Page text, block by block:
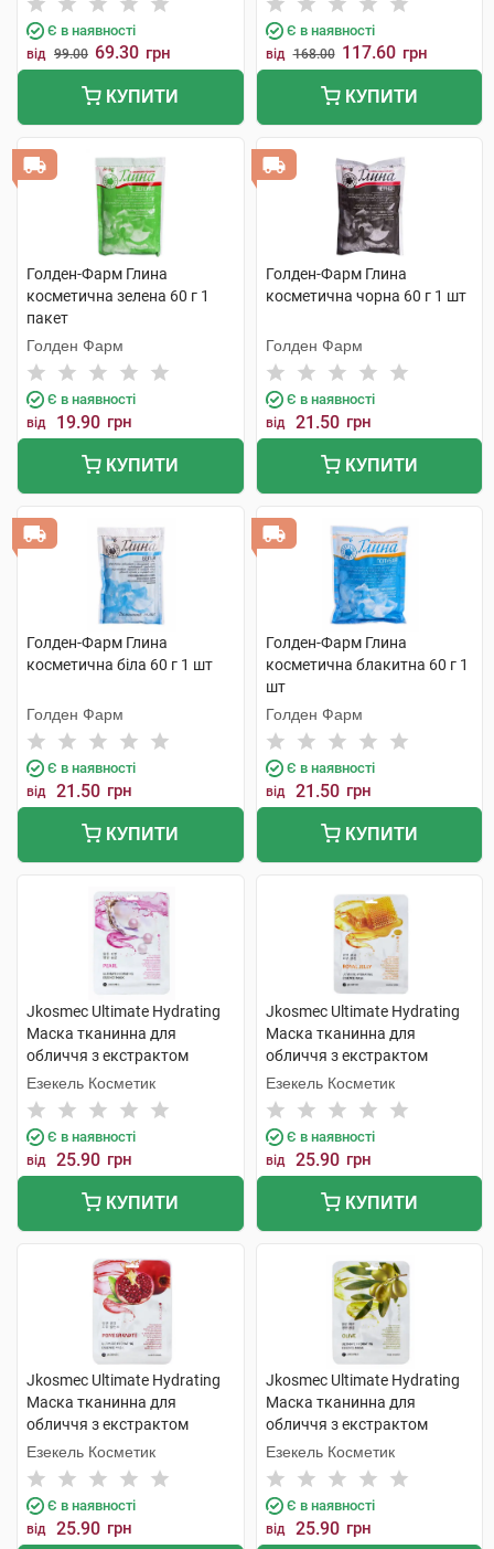
Є в наявності
від 99.00 69.30 грн
КУПИТИ
Є в наявності
від 168.00 117.60 грн
КУПИТИ
Голден-Фарм Глина
косметична зелена 60 г 1
пакет
Голден Фарм
Є в наявності
від 19.90 грн
КУПИТИ
Голден-Фарм Глина
косметична чорна 60 г 1 шт
Голден Фарм
Є в наявності
від 21.50 грн
КУПИТИ
Голден-Фарм Глина
косметична біла 60 г 1 шт
Голден Фарм
Є в наявності
від 21.50 грн
КУПИТИ
Голден-Фарм Глина
косметична блакитна 60 г 1
шт
Голден Фарм
Є в наявності
від 21.50 грн
КУПИТИ
Jkosmec Ultimate Hydrating
Маска тканинна для
обличчя з екстрактом
перлів 25 мл 1 шт
Езекель Косметик
Є в наявності
від 25.90 грн
КУПИТИ
Jkosmec Ultimate Hydrating
Маска тканинна для
обличчя з екстрактом
бджолиного маточного
молочка 25 мл 1 шт
Езекель Косметик
Є в наявності
від 25.90 грн
КУПИТИ
Jkosmec Ultimate Hydrating
Маска тканинна для
обличчя з екстрактом
гранату 25 мл 1 шт
Езекель Косметик
Є в наявності
від 25.90 грн
Jkosmec Ultimate Hydrating
Маска тканинна для
обличчя з екстрактом
оливки 25 мл 1 шт
Езекель Косметик
Є в наявності
від 25.90 грн